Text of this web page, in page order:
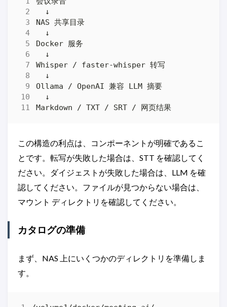
この構造の利点は、コンポーネントが明確であるこ
とです。転写が失敗した場合は、STT を確認してく
ださい。ダイジェストが失敗した場合は、LLM を確
認してください。ファイルが見つからない場合は、
マウント ディレクトリを確認してください。
カタログの準備
まず、NAS 上にいくつかのディレクトリを準備しま
す。